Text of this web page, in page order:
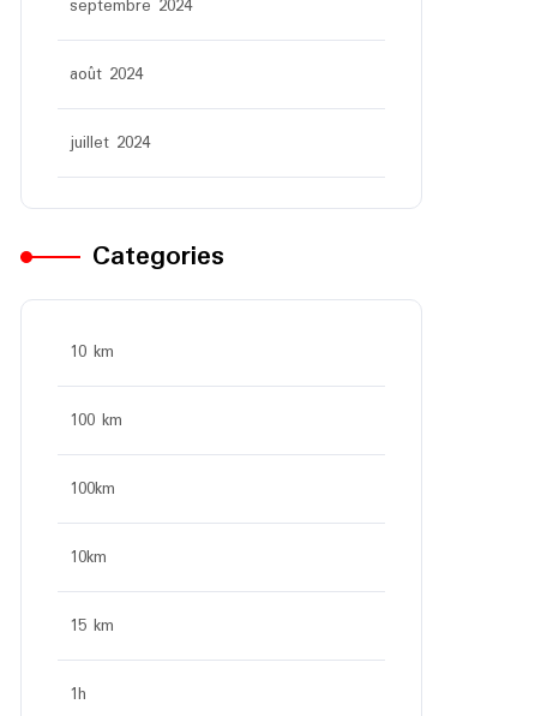
septembre 2024
août 2024
juillet 2024
Categories
10 km
100 km
100km
10km
15 km
1h